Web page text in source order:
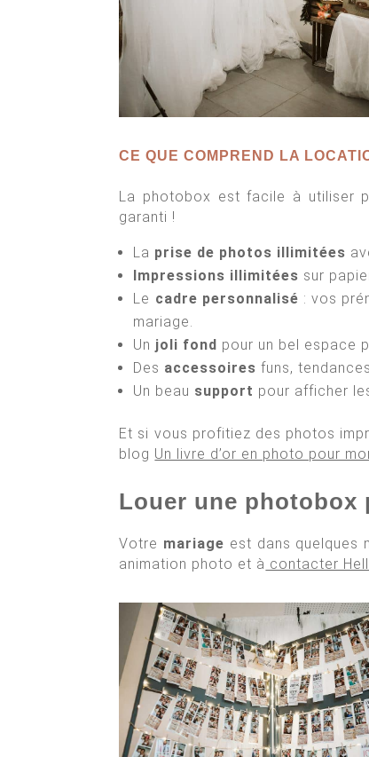
CE QUE COMPREND LA
La photobox est facile à utiliser
garanti !
La prise de photos illimitées
Impressions illimitées sur
Le cadre personnalisé : vos
mariage.
Un joli fond pour un bel espace
Des accessoires funs,
Un beau support pour afficher
Et si vous profitiez des photos
blog Un livre d’or en photo pour
Louer une photobox
Votre mariage est dans quelques
animation photo et à contacter